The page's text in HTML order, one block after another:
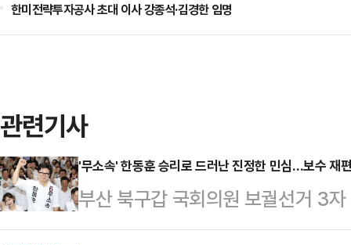
한미전략투자공사 초대 이사 강종석·김경한 임명
관련기사
'무소속' 한동훈 승리로 드러난 진정한 민심…보수 재
부산 북구갑 국회의원 보궐선거 3
거두면서 이번 결과가 향후 보수 재